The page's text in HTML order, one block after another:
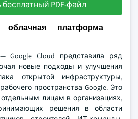
бесплатный PDF-файл
облачная платформа
Google Cloud представила ряд
новые подходы и улучшения
открытой инфраструктуры,
пространства Google. Это
лицам в организациях,
решения в области